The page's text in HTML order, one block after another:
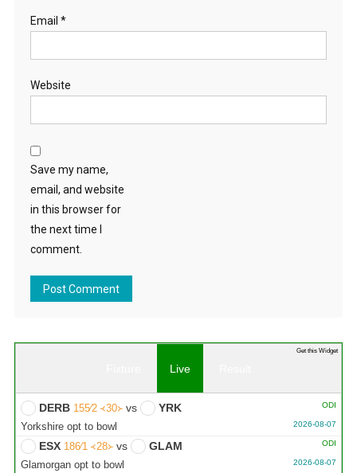
Email *
Website
Save my name,
email, and website
in this browser for
the next time I
comment.
Live
ODI
DERB 155∕2 ᚜30᚛vs YRK
2026-08-07
Yorkshire opt to bowl
ODI
ESX 186∕1 ᚜28᚛vs GLAM
2026-08-07
Glamorgan opt to bowl
Get this Widget